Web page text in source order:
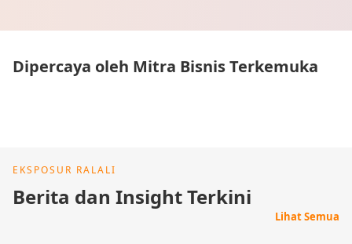
Dipercaya oleh Mitra Bisnis Terkemuka
EKSPOSUR RALALI
Berita dan Insight Terkini
Lihat Semua